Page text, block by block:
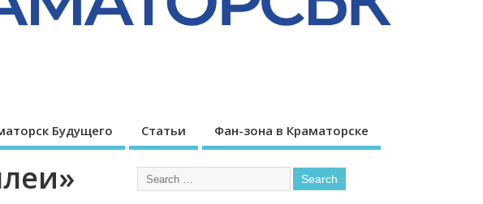
Будущего Статьи Фан-зона в Краматорске